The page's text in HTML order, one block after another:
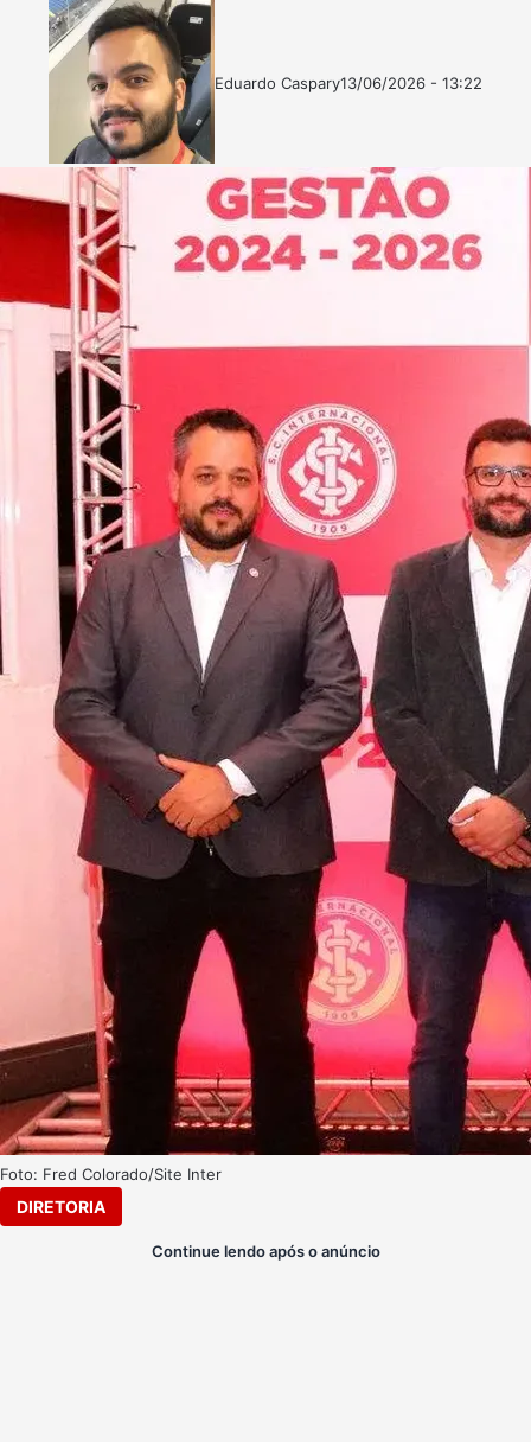
Eduardo CasparyFollow
Mande
13/06/2026 - 13:22
Foto: Fred Colorado/Site Inter
DIRETORIA
Continue lendo após o anúncio